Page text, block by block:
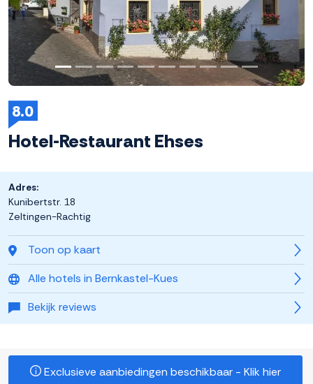
8.0
Hotel-Restaurant Ehses
Toon op kaart
Alle hotels in Bernkastel-Kues
Bekijk reviews
Adres:
Kunibertstr. 18
Zeltingen-Rachtig
Exclusieve aanbiedingen beschikbaar - Klik hier